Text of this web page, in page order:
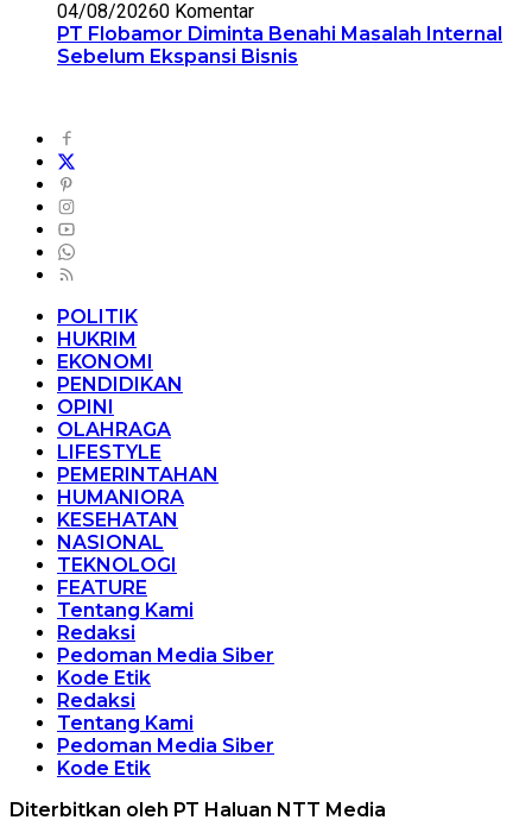
04/08/20260 Komentar
PT Flobamor Diminta Benahi Masalah Internal
Sebelum Ekspansi Bisnis
POLITIK
HUKRIM
EKONOMI
PENDIDIKAN
OPINI
OLAHRAGA
LIFESTYLE
PEMERINTAHAN
HUMANIORA
KESEHATAN
NASIONAL
TEKNOLOGI
FEATURE
Tentang Kami
Redaksi
Pedoman Media Siber
Kode Etik
Redaksi
Tentang Kami
Pedoman Media Siber
Kode Etik
Diterbitkan oleh PT Haluan NTT Media